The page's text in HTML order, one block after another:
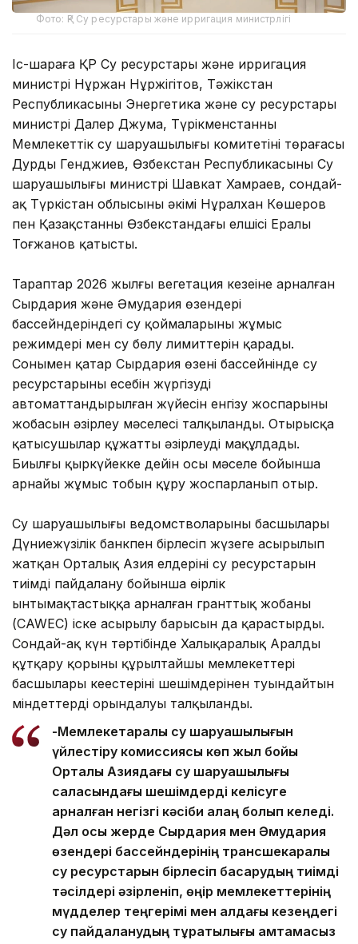
Фото: ҚР Су ресурстары және ирригация министрлігі
Іс-шараға ҚР Су ресурстары және ирригация
министрі Нұржан Нұржігітов, Тәжікстан
Республикасының Энергетика және су ресурстары
министрі Далер Джума, Түрікменстанның
Мемлекеттік су шаруашылығы комитетінің төрағасы
Дурды Генджиев, Өзбекстан Республикасының Су
шаруашылығы министрі Шавкат Хамраев, сондай-
ақ Түркістан облысының әкімі Нұралхан Көшеров
пен Қазақстанның Өзбекстандағы елшісі Ералы
Тоғжанов қатысты.
Тараптар 2026 жылғы вегетация кезеңіне арналған
Сырдария және Әмудария өзендері
бассейндеріндегі су қоймаларының жұмыс
режимдері мен су бөлу лимиттерін қарады.
Сонымен қатар Сырдария өзені бассейнінде су
ресурстарының есебін жүргізудің
автоматтандырылған жүйесін енгізу жоспарының
жобасын әзірлеу мәселесі талқыланды. Отырысқа
қатысушылар құжатты әзірлеуді мақұлдады.
Биылғы қыркүйекке дейін осы мәселе бойынша
арнайы жұмыс тобын құру жоспарланып отыр.
Су шаруашылығы ведомстволарының басшылары
Дүниежүзілік банкпен бірлесіп жүзеге асырылып
жатқан Орталық Азия елдерінің су ресурстарын
тиімді пайдалану бойынша өңірлік
ынтымақтастыққа арналған гранттық жобаның
(CAWEC) іске асырылу барысын да қарастырды.
Сондай-ақ күн тәртібінде Халықаралық Аралды
құтқару қорының құрылтайшы мемлекеттері
басшылары кеңестерінің шешімдерінен туындайтын
міндеттердің орындалуы талқыланды.
-Мемлекетаралық су шаруашылығын
үйлестіру комиссиясы көп жыл бойы
Орталық Азиядағы су шаруашылығы
саласындағы шешімдерді келісуге
арналған негізгі кәсіби алаң болып келеді.
Дәл осы жерде Сырдария мен Әмудария
өзендері бассейндерінің трансшекаралық
су ресурстарын бірлесіп басқарудың тиімді
тәсілдері әзірленіп, өңір мемлекеттерінің
мүдделер теңгерімі мен алдағы кезеңдегі
су пайдаланудың тұрақтылығы қамтамасыз